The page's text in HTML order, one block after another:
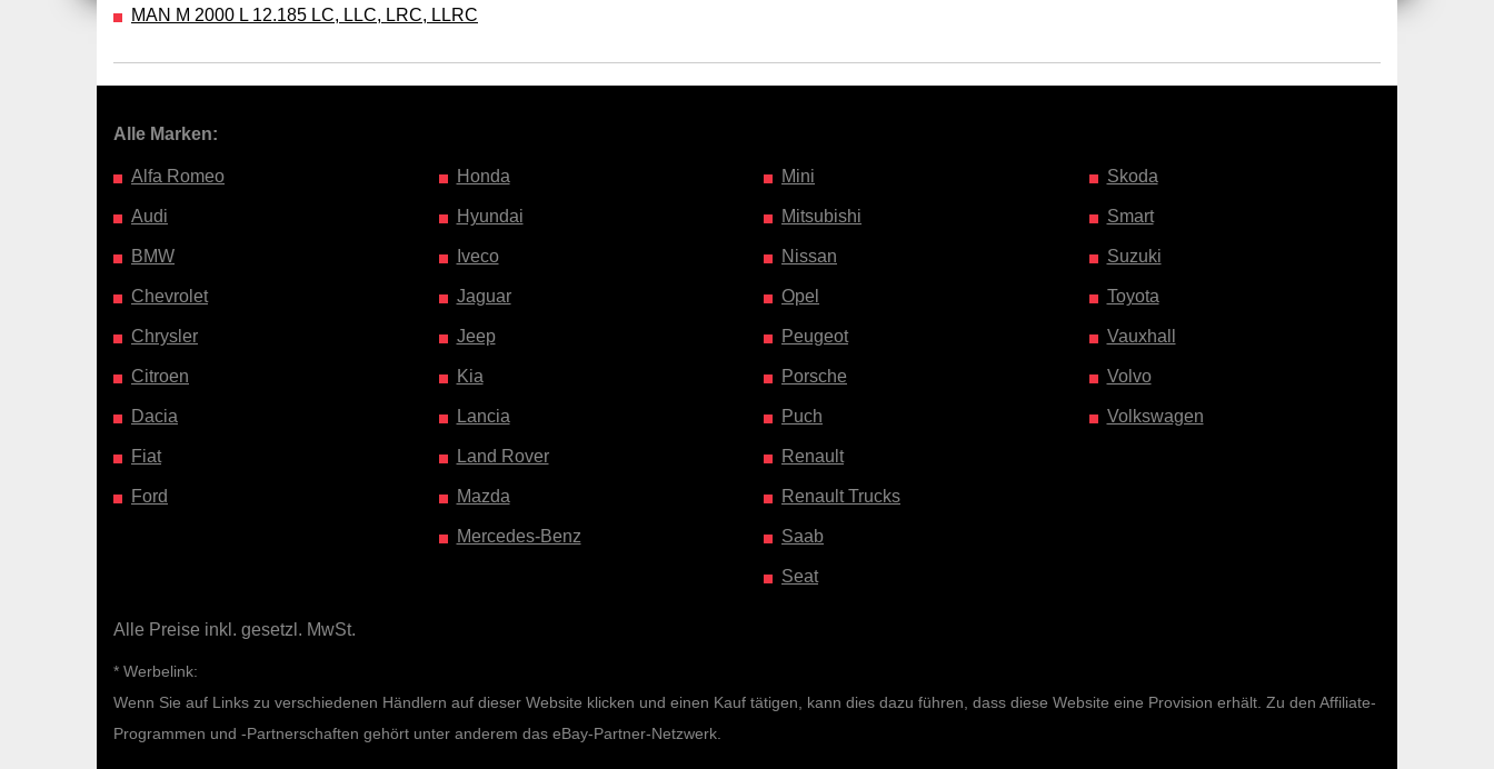
MAN M 2000 L 12.185 LC, LLC, LRC, LLRC
Alle Marken:
Alfa Romeo
Audi
BMW
Chevrolet
Chrysler
Citroen
Dacia
Fiat
Ford
Honda
Hyundai
Iveco
Jaguar
Jeep
Kia
Lancia
Land Rover
Mazda
Mercedes-Benz
Mini
Mitsubishi
Nissan
Opel
Peugeot
Porsche
Puch
Renault
Renault Trucks
Saab
Seat
Skoda
Smart
Suzuki
Toyota
Vauxhall
Volvo
Volkswagen
Alle Preise inkl. gesetzl. MwSt.
* Werbelink:
Wenn Sie auf Links zu verschiedenen Händlern auf dieser Website klicken und einen Kauf tätigen, kann dies dazu führen, dass diese Website eine Provision erhält. Zu den Affiliate-
Programmen und -Partnerschaften gehört unter anderem das eBay-Partner-Netzwerk.